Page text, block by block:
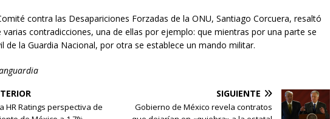
contra las Desapariciones Forzadas de la ONU, Santiago Corcuera, resaltó
contradicciones, una de ellas por ejemplo: que mientras por una parte se
de la Guardia Nacional, por otra se establece un mando militar.
HR Ratings perspectiva de
SIGUIENTE
Gobierno de México revela contratos